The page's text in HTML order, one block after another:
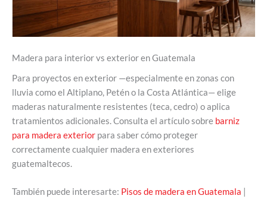
Madera para interior vs exterior en Guatemala
Para proyectos en exterior —especialmente en zonas con
lluvia como el Altiplano, Petén o la Costa Atlántica— elige
maderas naturalmente resistentes (teca, cedro) o aplica
tratamientos adicionales. Consulta el artículo sobre barniz
para madera exterior para saber cómo proteger
correctamente cualquier madera en exteriores
guatemaltecos.
También puede interesarte: Pisos de madera en Guatemala